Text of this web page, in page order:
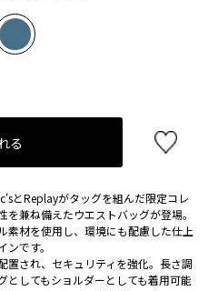
る
とReplayがタッグを組んだ限定コレ
兼ね備えたウエストバッグが登場。
素材を使用し、環境にも配慮した仕上
です。
置され、セキュリティを強化。長さ調
としてもショルダーとしても着用可能